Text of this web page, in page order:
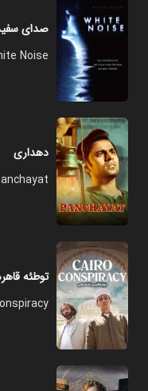
صدای
Noise
دهداری
توطئه